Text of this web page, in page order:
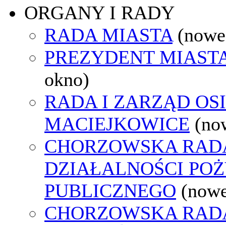
ORGANY I RADY
RADA MIASTA
PREZYDENT
okno)
RADA I ZARZĄD
MACIEJKOWICE
CHORZOWSKA
DZIAŁALNOŚCI
PUBLICZNEGO
CHORZOWSKA